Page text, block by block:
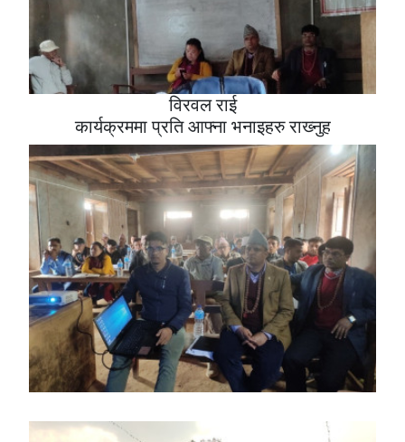
विरवल राई
कार्यक्रममा प्रति आफ्ना भनाइहरु राख्‍नुह